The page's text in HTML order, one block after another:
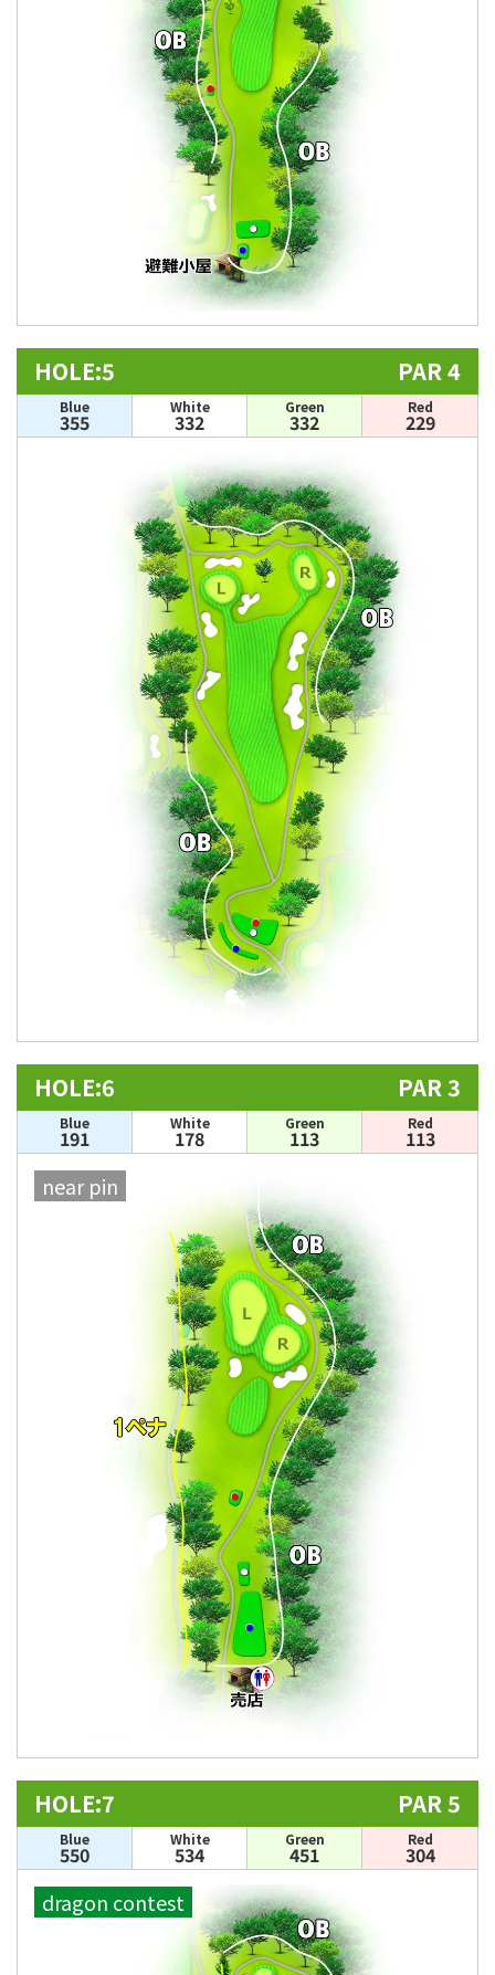
HOLE:5 PAR 4
Blue
355
White
332
Green
332
Red
229
HOLE:6 PAR 3
Blue
191
White
178
Green
113
Red
113
near pin
HOLE:7 PAR 5
Blue
550
White
534
Green
451
Red
304
dragon contest